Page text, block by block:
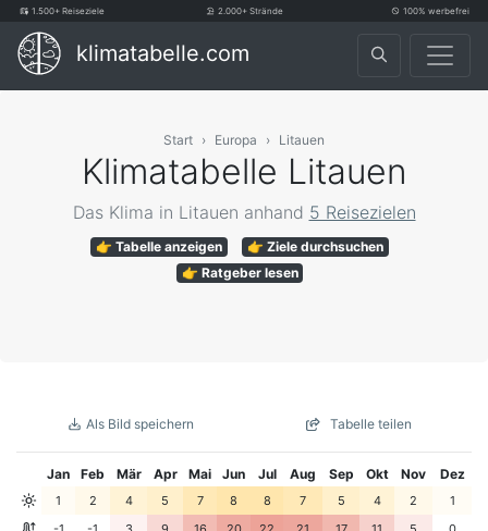
1.500+ Reiseziele 2.000+ Strände 100% werbefrei
klimatabelle.com
Start Europa Litauen
Klimatabelle Litauen
Das Klima in Litauen anhand 5 Reisezielen
👉 Tabelle anzeigen
👉 Ziele durchsuchen
👉 Ratgeber lesen
Als Bild speichern Tabelle teilen
Jan Feb Mär Apr Mai Jun Jul Aug Sep Okt Nov Dez
1 2 4 5 7 8 8 7 5 4 2
1